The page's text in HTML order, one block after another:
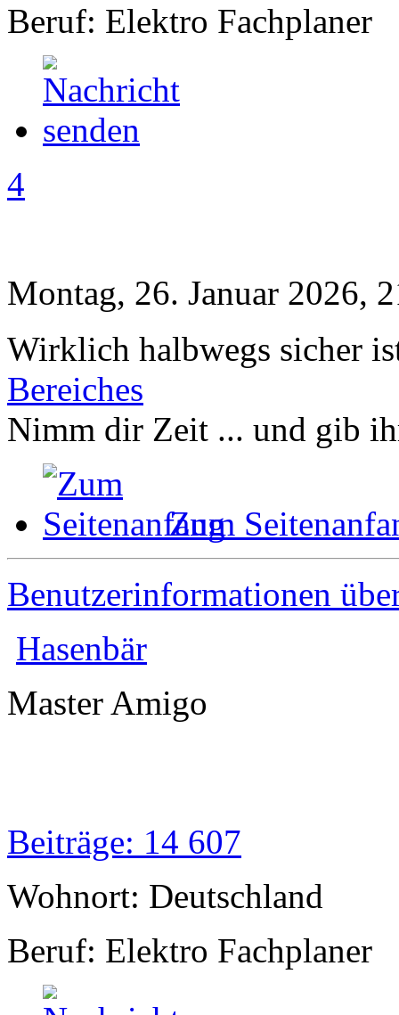
Beruf: Elektro Fachplaner
4
Montag, 26. Januar 2026,
Wirklich halbwegs sicher
Bereiches
Nimm dir Zeit ... und gib
Zum
Benutzerinformationen
Hasenbär
Master Amigo
Beiträge: 14 607
Wohnort: Deutschland
Beruf: Elektro Fachplaner